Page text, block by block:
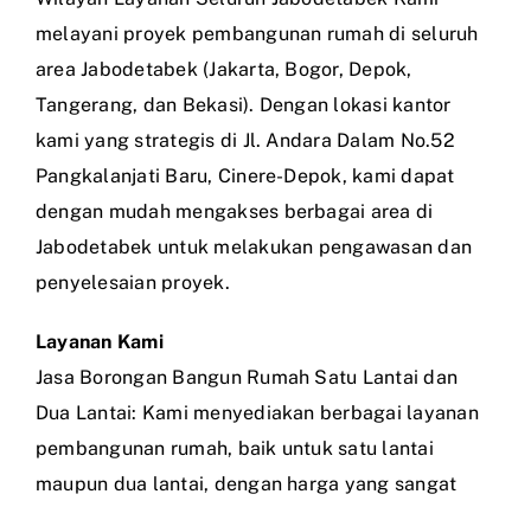
melayani proyek pembangunan rumah di seluruh
area Jabodetabek (Jakarta, Bogor, Depok,
Tangerang, dan Bekasi). Dengan lokasi kantor
kami yang strategis di Jl. Andara Dalam No.52
Pangkalanjati Baru, Cinere-Depok, kami dapat
dengan mudah mengakses berbagai area di
Jabodetabek untuk melakukan pengawasan dan
penyelesaian proyek.
Layanan Kami
Jasa Borongan Bangun Rumah Satu Lantai dan
Dua Lantai: Kami menyediakan berbagai layanan
pembangunan rumah, baik untuk satu lantai
maupun dua lantai, dengan harga yang sangat